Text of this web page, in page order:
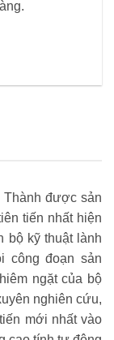
Thành được sản
tiến nhất hiện
bộ kỹ thuật lành
công đoạn sản
ngặt của bộ
nghiên cứu,
mới nhất vào